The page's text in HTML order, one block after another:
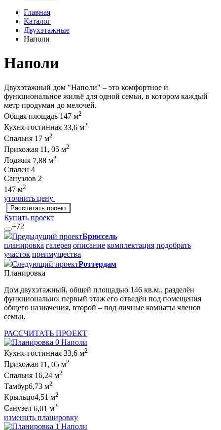
Главная
Каталог
Двухэтажные
Наполи
Наполи
Двухэтажный дом "Наполи" – это комфортное и
функциональное жильё для одной семьи, в котором каждый
метр продуман до мелочей.
Общая площадь 147 м2
Кухня-гостинная 33,6 м2
Спальня 17 м2
Прихожая 11, 05 м2
Лоджия 7,88 м2
Спален 4
Санузлов 2
147 м2
уточнить цену
Рассчитать проект
Купить проект
+72
Предыдущий проектБрюссель
планировка галерея описание комплектация подобрать
участок преимущества
Следующий проектРоттердам
Планировка
Дом двухэтажный, общей площадью 146 кв.м., разделён
функционально: первый этаж его отведён под помещения
общего назначения, второй – под личные комнаты членов
семьи.
РАССЧИТАТЬ ПРОЕКТ
Кухня-гостинная 33,6 м2
Прихожая 11, 05 м2
Спальня 16,24 м2
Тамбур6,73 м2
Крыльцо4,51 м2
Санузел 6,01 м2
изменить планировку